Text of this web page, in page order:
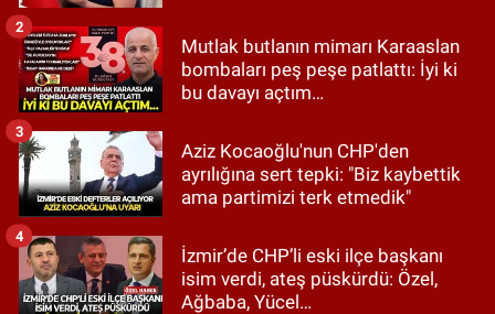
Mutlak butlanın mimarı Karaaslan
bombaları peş peşe patlattı: İyi ki
bu davayı açtım…
2
Aziz Kocaoğlu'nun CHP'den
ayrılığına sert tepki: "Biz kaybettik
ama partimizi terk etmedik"
3
İzmir’de CHP’li eski ilçe başkanı
isim verdi, ateş püskürdü: Özel,
Ağbaba, Yücel…
4